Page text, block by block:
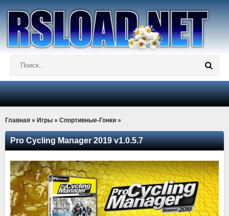
Главная » Игры » Спортивные-Гонки »
Pro Cycling Manager 2019 v1.0.5.7